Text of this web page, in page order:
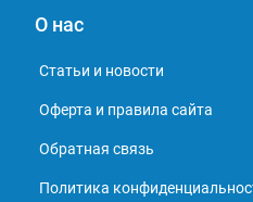
О нас
Статьи и новости
Оферта и правила сайта
Обратная связь
Политика